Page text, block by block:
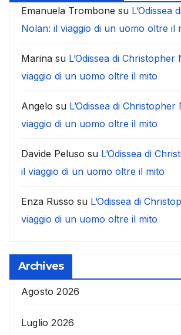
Emanuela Trombone su L’Odissea
Nolan: il viaggio di un uomo oltre il
Marina su L’Odissea di Christopher
viaggio di un uomo oltre il mito
Angelo su L’Odissea di Christopher
viaggio di un uomo oltre il mito
Davide Peluso su L’Odissea di
il viaggio di un uomo oltre il mito
Enza Russo su L’Odissea di
viaggio di un uomo oltre il mito
Archives
Agosto 2026
Luglio 2026